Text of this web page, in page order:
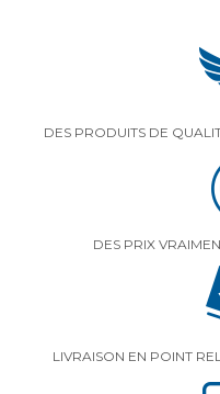
DES PRODUITS DE
DES PRIX
LIVRAISON EN POINT